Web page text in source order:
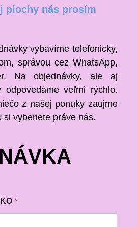
plochy nás prosím
vybavíme telefonicky,
správou cez WhatsApp,
Na objednávky, ale aj
odpovedáme veľmi rýchlo.
z našej ponuky zaujme
si vyberiete práve nás.
*